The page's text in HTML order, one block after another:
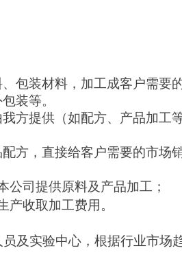
包装材料，加工成客户需要
装等。
方提供（如配方、产品加工
方，直接给客户需要的市场
公司提供原料及产品加工；
产收取加工费用。
及实验中心，根据行业市场